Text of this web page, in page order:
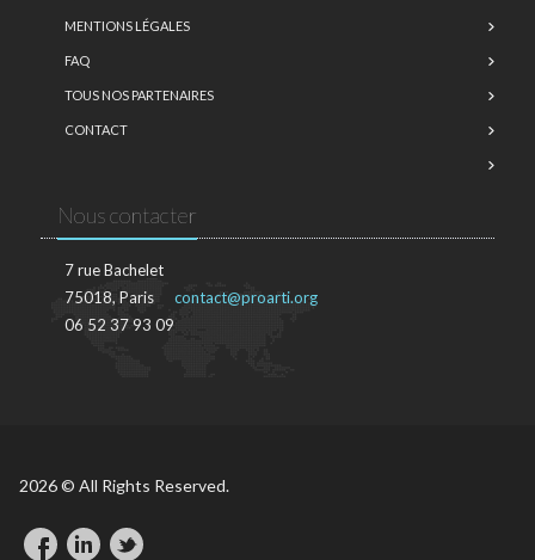
MENTIONS LÉGALES
FAQ
TOUS NOS PARTENAIRES
CONTACT
Nous contacter
7 rue Bachelet
75018, Paris
06 52 37 93 09
contact@proarti.org
2026 © All Rights Reserved.